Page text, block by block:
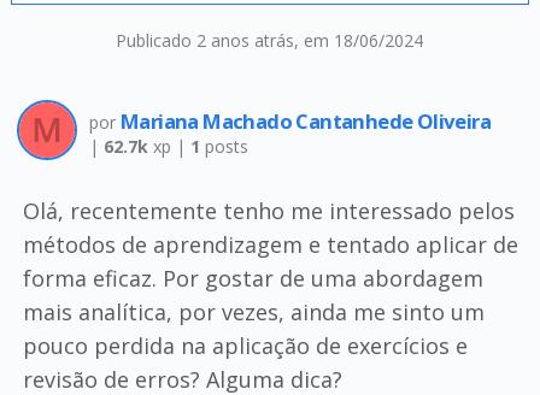
Publicado 2 anos atrás, em 18/06/2024
por Mariana Machado Cantanhede Oliveira
| 62.7kxp | 1 posts
Olá, recentemente tenho me interessado pelos
métodos de aprendizagem e tentado aplicar de
forma eficaz. Por gostar de uma abordagem
mais analítica, por vezes, ainda me sinto um
pouco perdida na aplicação de exercícios e
revisão de erros? Alguma dica?